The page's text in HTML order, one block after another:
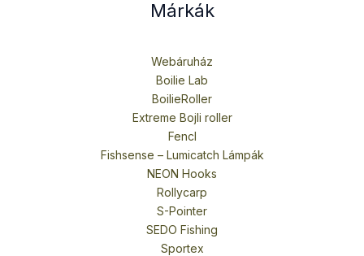
Márkák
Webáruház
Boilie Lab
BoilieRoller
Extreme Bojli roller
Fencl
Fishsense – Lumicatch Lámpák
NEON Hooks
Rollycarp
S-Pointer
SEDO Fishing
Sportex